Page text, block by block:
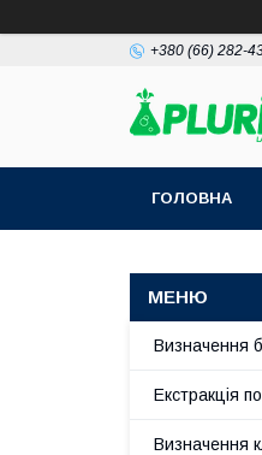
+380 (66) 282-
ГОЛОВНА
Визначення
Екстракція
Визначення